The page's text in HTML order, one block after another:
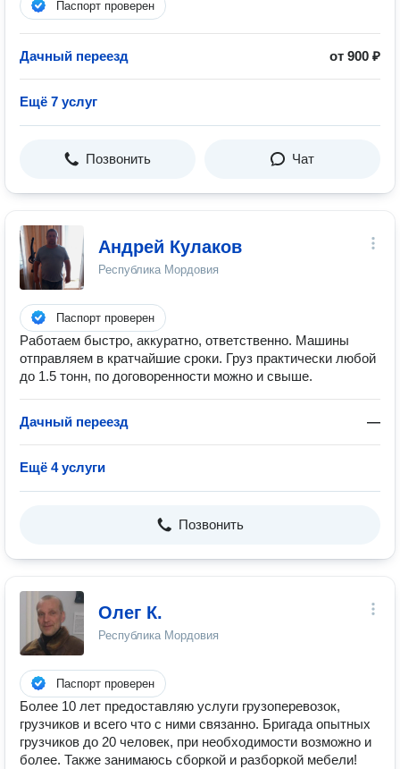
Паспорт проверен
Дачный переезд от 900 ₽
Ещё 7 услуг
Позвонить Чат
Андрей Кулаков
Республика Мордовия
Паспорт проверен
Работаем быстро, аккуратно, ответственно. Машины
отправляем в кратчайшие сроки. Груз практически любой
до 1.5 тонн, по договоренности можно и свыше.
Дачный переезд —
Ещё 4 услуги
Позвонить
Олег К.
Республика Мордовия
Паспорт проверен
Более 10 лет предоставляю услуги грузоперевозок,
грузчиков и всего что с ними связанно. Бригада опытных
грузчиков до 20 человек, при необходимости возможно и
более. Также занимаюсь сборкой и разборкой мебели!